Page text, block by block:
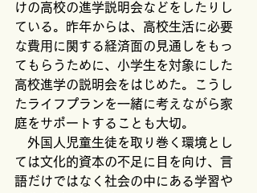
けの高校の進学説明会などをしたりし
ている。昨年からは、高校生活に必要
な費用に関する経済面の見通しをもっ
てもらうために、小学生を対象にした
高校進学の説明会をはじめた。こうし
たライフプランを一緒に考えながら家
庭をサポートすることも大切。
外国人児童生徒を取り巻く環境とし
ては文化的資本の不足に目を向け、言
語だけではなく社会の中にある学習や